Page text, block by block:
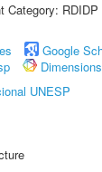
Category:
Google
Dimensions
UNESP